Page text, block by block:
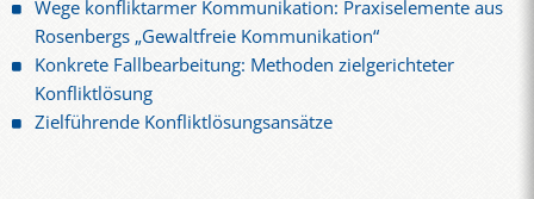
Wege konfliktarmer Kommunikation: Praxiselemente aus
Rosenbergs „Gewaltfreie Kommunikation“
Konkrete Fallbearbeitung: Methoden zielgerichteter
Konfliktlösung
Zielführende Konfliktlösungsansätze